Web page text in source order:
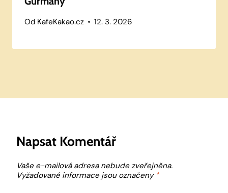
Od KafeKakao.cz 12. 3. 2026
Napsat Komentář
Vaše e-mailová adresa nebude zveřejněna.
Vyžadované informace jsou označeny *